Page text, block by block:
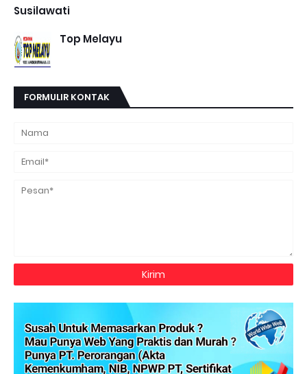
Susilawati
Top Melayu
FORMULIR KONTAK